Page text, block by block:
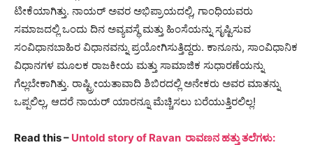
ಟೀಕೆಯಾಗಿತ್ತು. ನಾಯರ್ ಅವರ ಅಭಿಪ್ರಾಯದಲ್ಲಿ, ಗಾಂಧಿಯವರು
ಸಮಾಜದಲ್ಲಿ ಒಂದು ದಿನ ಅವ್ಯವಸ್ಥೆ ಮತ್ತು ಹಿಂಸೆಯನ್ನು ಸೃಷ್ಟಿಸುವ
ಸಂವಿಧಾನಬಾಹಿರ ವಿಧಾನವನ್ನು ಪ್ರಯೋಗಿಸುತ್ತಿದ್ದರು. ಕಾನೂನು, ಸಾಂವಿಧಾನಿಕ
ವಿಧಾನಗಳ ಮೂಲಕ ರಾಜಕೀಯ ಮತ್ತು ಸಾಮಾಜಿಕ ಸುಧಾರಣೆಯನ್ನು
ಗೆಲ್ಲಬೇಕಾಗಿತ್ತು. ರಾಷ್ಟ್ರೀಯತಾವಾದಿ ಶಿಬಿರದಲ್ಲಿ ಅನೇಕರು ಅವರ ಮಾತನ್ನು
ಒಪ್ಪಲಿಲ್ಲ, ಆದರೆ ನಾಯರ್ ಯಾರನ್ನೂ ಮೆಚ್ಚಿಸಲು ಬರೆಯುತ್ತಿರಲಿಲ್ಲ!
Read this – Untold story of Ravan ರಾವಣನ ಹತ್ತು ತಲೆಗಳು: